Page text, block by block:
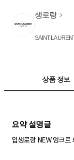
생로랑
SAINT
상품 정보
요약 설명글
입생로랑 NEW 엉크르